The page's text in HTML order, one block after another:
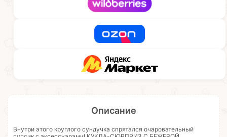
Описание
Внутри этого круглого сундучка спрятался очаровательный